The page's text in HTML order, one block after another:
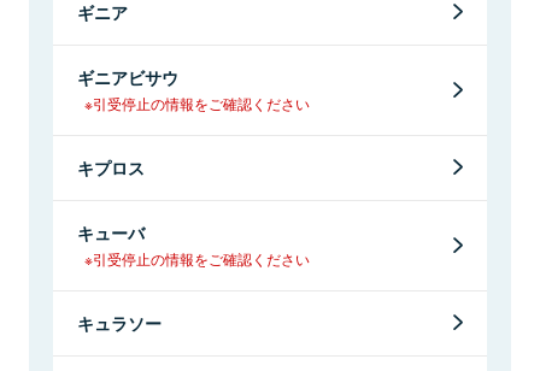
ギニア
ギニアビサウ
※引受停止の情報をご確認ください
キプロス
キューバ
※引受停止の情報をご確認ください
キュラソー